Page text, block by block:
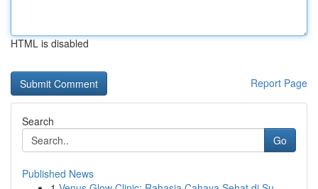
HTML is disabled
Report Page
Search
Go
Published News